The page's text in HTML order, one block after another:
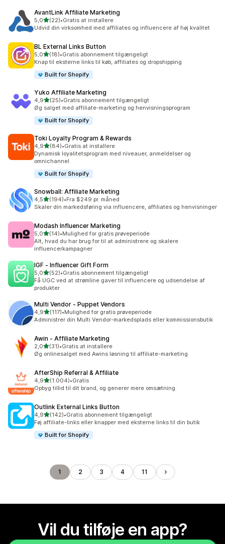
AvantLink Affiliate Marketing
5,0ud af 5 stjerner
(22)
22 anmeldelser i alt
•Gratis at installere
Udvid din virksomhed med affiliates og influencere af høj kvalitet
BL External Links Button
5,0ud af 5 stjerner
(18)
18 anmeldelser i alt
•Gratis abonnement tilgængeligt
Knap til eksterne links til køb, affiliates og dropshipping
Built for Shopify
Yuko Affiliate Marketing
4,9ud af 5 stjerner
(25)
25 anmeldelser i alt
•Gratis abonnement tilgængeligt
Øg salget med affiliate-marketing og henvisningsprogram
Built for Shopify
Toki Loyalty Program & Rewards
4,9ud af 5 stjerner
(84)
84 anmeldelser i alt
•Gratis at installere
Dynamisk loyalitetsprogram med niveauer, anmeldelser og
omnichannel
Built for Shopify
Snowball: Affiliate Marketing
4,5ud af 5 stjerner
(194)
194 anmeldelser i alt
•Fra $249 pr. måned
Skaler din markedsføring via influencere, affiliates og henvisninger
Modash Influencer Marketing
5,0ud af 5 stjerner
(14)
14 anmeldelser i alt
•Mulighed for gratis prøveperiode
Alt, hvad du har brug for til at administrere og skalere
influencerkampagner
IGF ‑ Influencer Gift Form
5,0ud af 5 stjerner
(52)
52 anmeldelser i alt
•Gratis abonnement tilgængeligt
Få UGC ved at strømline gaver til influencere og udsendelse af
produkter
Multi Vendor ‑ Puppet Vendors
4,9ud af 5 stjerner
(117)
117 anmeldelser i alt
•Mulighed for gratis prøveperiode
Administrer din Multi Vendor-markedsplads eller kommissionsbutik
Awin ‑ Affiliate Marketing
2,0ud af 5 stjerner
(31)
31 anmeldelser i alt
•Gratis at installere
Øg onlinesalget med Awins løsning til affiliate-marketing
AfterShip Referral & Affiliate
4,9ud af 5 stjerner
(1.004)
1004 anmeldelser i alt
•Gratis
Opbyg tillid til dit brand, og generer mere omsætning.
Outlink External Links Button
4,9ud af 5 stjerner
(142)
142 anmeldelser i alt
•Gratis abonnement tilgængeligt
Føj affiliate-links eller knapper med eksterne links til din butik
Built for Shopify
1 2 3 4 11
Vil du tilføje en app?